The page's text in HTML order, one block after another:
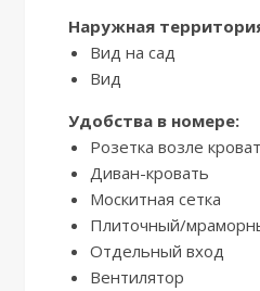
Наружная
Вид на сад
Вид
Удобства в номере:
Розетка возле
Диван-кровать
Москитная сетка
Плиточный/
Отдельный вход
Вентилятор